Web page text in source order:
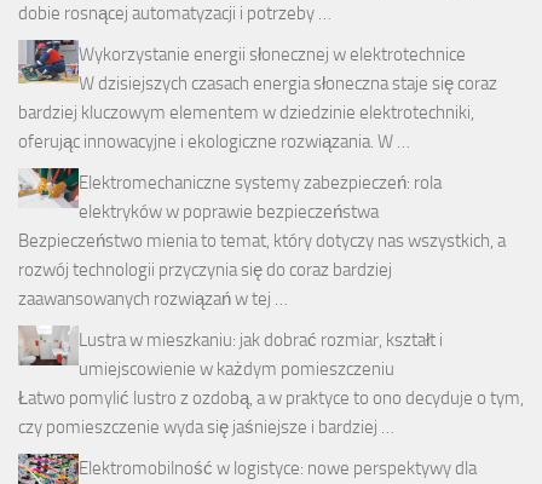
dobie rosnącej automatyzacji i potrzeby …
Wykorzystanie energii słonecznej w elektrotechnice
W dzisiejszych czasach energia słoneczna staje się coraz
bardziej kluczowym elementem w dziedzinie elektrotechniki,
oferując innowacyjne i ekologiczne rozwiązania. W …
Elektromechaniczne systemy zabezpieczeń: rola
elektryków w poprawie bezpieczeństwa
Bezpieczeństwo mienia to temat, który dotyczy nas wszystkich, a
rozwój technologii przyczynia się do coraz bardziej
zaawansowanych rozwiązań w tej …
Lustra w mieszkaniu: jak dobrać rozmiar, kształt i
umiejscowienie w każdym pomieszczeniu
Łatwo pomylić lustro z ozdobą, a w praktyce to ono decyduje o tym,
czy pomieszczenie wyda się jaśniejsze i bardziej …
Elektromobilność w logistyce: nowe perspektywy dla